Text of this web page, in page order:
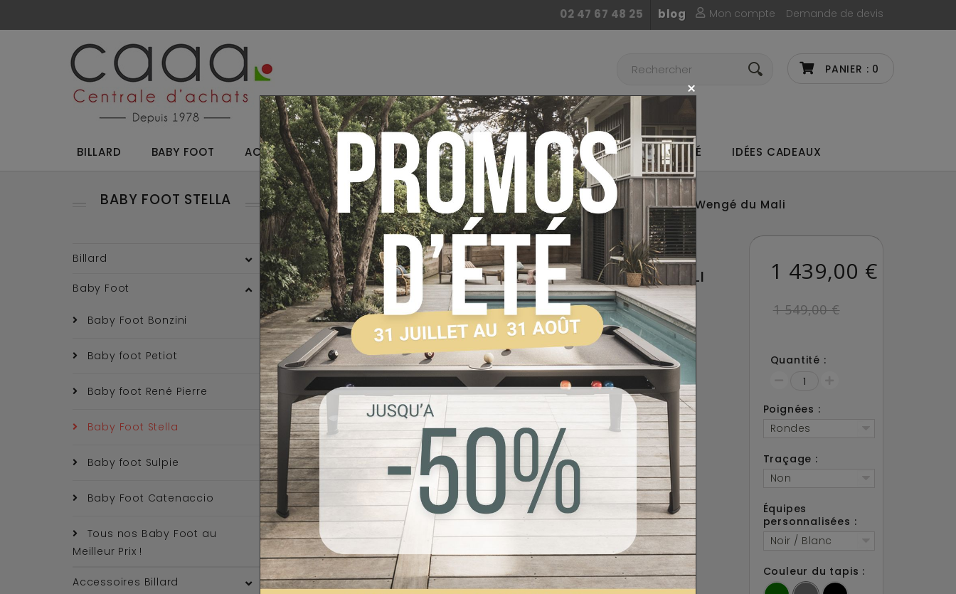
Mon compte Demande de devis
blog
02 47 67 48 25
PANIER : 0
BILLARD BABY FOOT ACCESSOIRES BILLARD ACCESSOIRES BABY FOOT AUTRES JEUX DE CAFÉ IDÉES CADEAUX
BABY FOOT STELLA
Billard
Baby Foot
Baby Foot Bonzini
Baby foot Petiot
Baby foot René Pierre
Baby Foot Stella
Baby foot Sulpie
Baby Foot Catenaccio
Tous nos Baby Foot au
Meilleur Prix !
Accessoires Billard
Retour Baby Foot Baby Foot Stella Baby-foot Stella Home Wengé du Mali
PAYEZ EN 4 FOIS SANS FRAIS !
LIVRAISON OFFERTE !
BABY-FOOT STELLA
HOME WENGÉ DU MALI
Référence :
ST_HOM11
Livraison sous 3 semaines
Envoyer à un ami
Partager sur Facebook !
Imprimer
1 439,00 €
1 549,00 €
Quantité :
Poignées :
Rondes
Traçage :
Non
Équipes
personnalisées :
Noir / Blanc
Couleur du tapis :